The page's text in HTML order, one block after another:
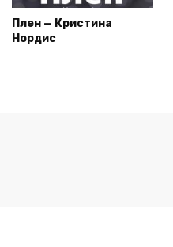
Плен — Кристина
Нордис